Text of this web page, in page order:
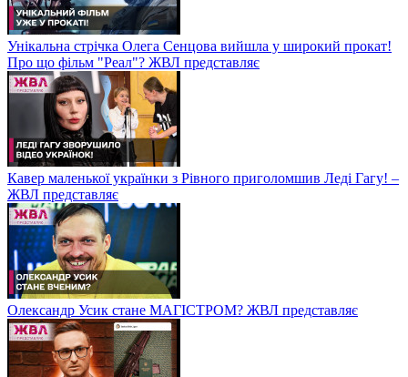
Унікальна стрічка Олега Сенцова вийшла у широкий прокат!
Про що фільм "Реал"? ЖВЛ представляє
Кавер маленької українки з Рівного приголомшив Леді Гагу! –
ЖВЛ представляє
Олександр Усик стане МАГІСТРОМ? ЖВЛ представляє